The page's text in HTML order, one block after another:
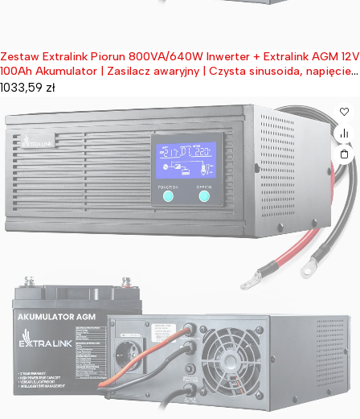
Wyprzedane
Zestaw Extralink Piorun 800VA/640W Inwerter + Extralink AGM 12V
100Ah Akumulator | Zasilacz awaryjny | Czysta sinusoida, napięcie
akumulatora 12VDC + bezobsługowy
1033,59 zł